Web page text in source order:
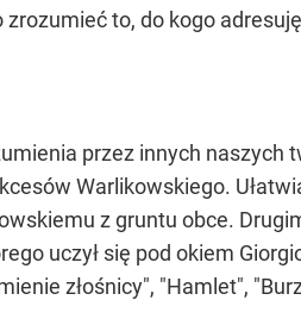
to, do kogo
przez innych naszych
Warlikowskiego.
z gruntu obce.
uczył się pod okiem
złośnicy", "Hamlet",